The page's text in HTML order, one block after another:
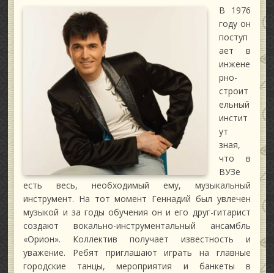
В 1976
году он
поступ
ает в
инжене
рно-
строит
ельный
инстит
ут
зная,
что в
ВУЗе
есть весь, необходимый ему, музыкальный
инструмент. На тот момент Геннадий был увлечен
музыкой и за годы обучения он и его друг-гитарист
создают вокально-инструментальный ансамбль
«Орион». Коллектив получает известность и
уважение. Ребят приглашают играть на главные
городские танцы, мероприятия и банкеты в